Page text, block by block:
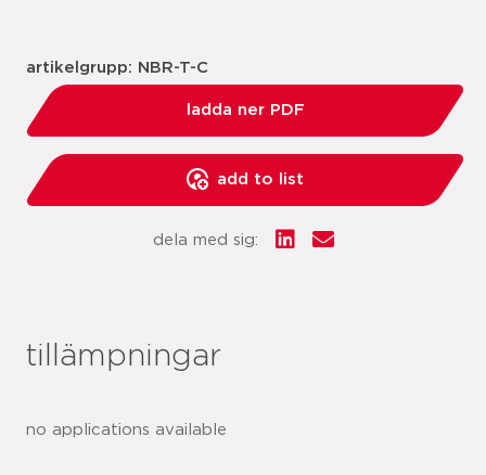
artikelgrupp: NBR-T-C
ladda ner PDF
add to list
dela med sig:
tillämpningar
no applications available